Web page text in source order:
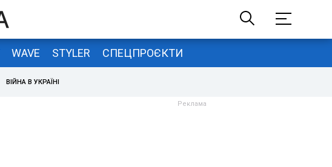
WAVE STYLER СПЕЦПРОЄКТИ
ВІЙНА В УКРАЇНІ